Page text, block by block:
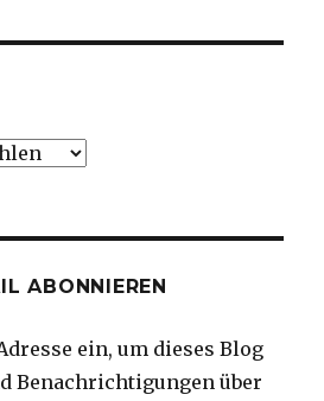
ABONNIEREN
ein, um dieses Blog
Benachrichtigungen über